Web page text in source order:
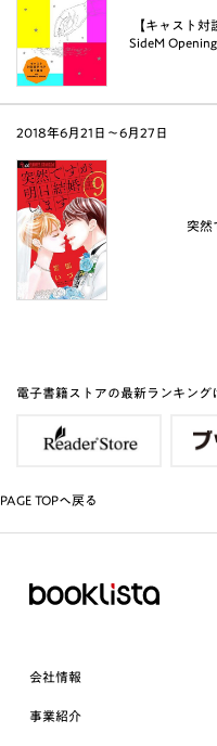
【キャスト
SideM
2018年6月21日〜6月27日
突然
電子書籍ストアの最新ランキング
PAGE TOPへ戻る
会社情報
事業紹介